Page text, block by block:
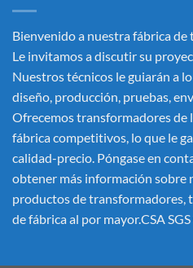
Bienvenido a nuestra fábrica
Le invitamos a discutir su
Nuestros técnicos le guiarán a
diseño, producción, pruebas,
Ofrecemos transformadores de
fábrica competitivos, lo que le
calidad-precio. Póngase en
obtener más información sobre
productos de transformadores,
de fábrica al por mayor.CSA